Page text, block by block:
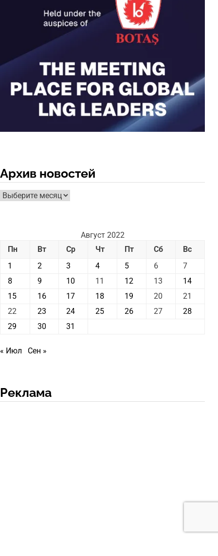
Архив новостей
Архив
новостей
Август 2022
Пн
Вт Ср Чт Пт Сб
Вс
1
2 3 4 5 6
7
8
9 10 11 12 13
14
15
16 17 18 19 20
21
22
23 24 25 26 27
28
29
30 31
« Июл Сен »
Реклама